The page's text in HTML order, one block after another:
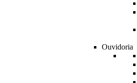
Ouvidoria